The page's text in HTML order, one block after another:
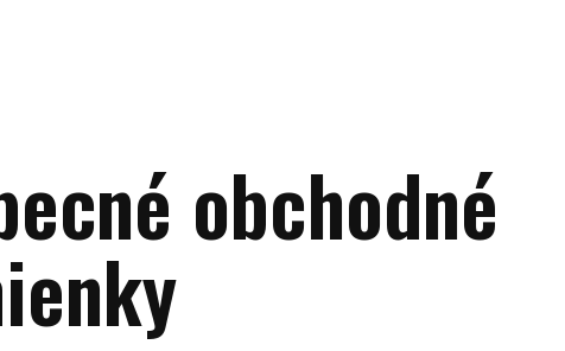
obchodné